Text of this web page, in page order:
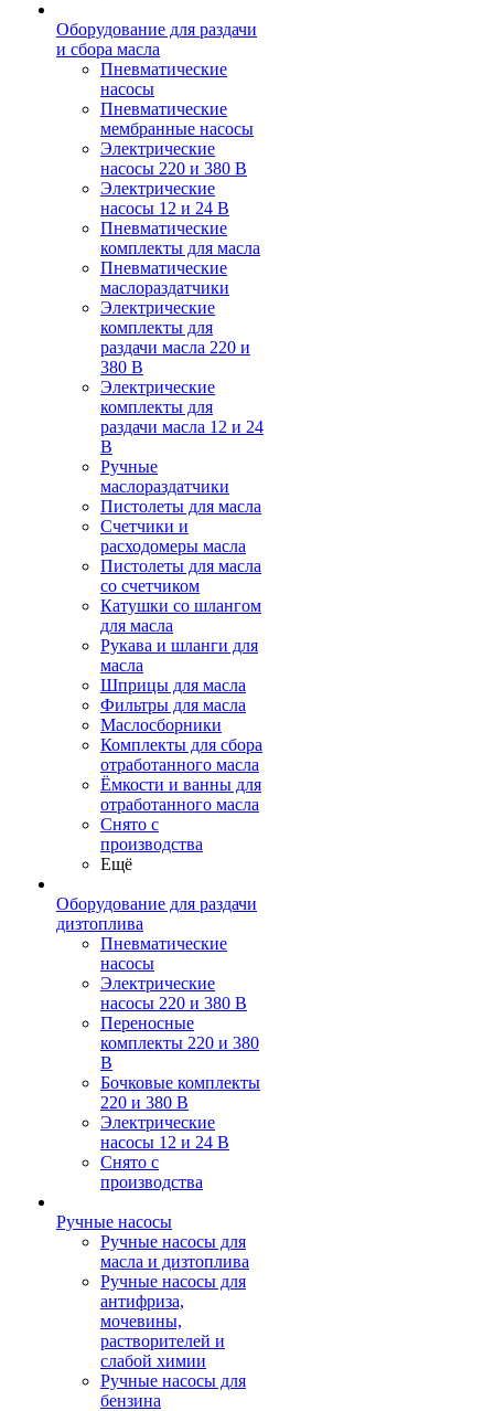
Оборудование для раздачи
и сбора масла
Пневматические
насосы
Пневматические
мембранные насосы
Электрические
насосы 220 и 380 В
Электрические
насосы 12 и 24 В
Пневматические
комплекты для масла
Пневматические
маслораздатчики
Электрические
комплекты для
раздачи масла 220 и
380 В
Электрические
комплекты для
раздачи масла 12 и 24
В
Ручные
маслораздатчики
Пистолеты для масла
Счетчики и
расходомеры масла
Пистолеты для масла
со счетчиком
Катушки со шлангом
для масла
Рукава и шланги для
масла
Шприцы для масла
Фильтры для масла
Маслосборники
Комплекты для сбора
отработанного масла
Ёмкости и ванны для
отработанного масла
Снято с
производства
Ещё
Оборудование для раздачи
дизтоплива
Пневматические
насосы
Электрические
насосы 220 и 380 В
Переносные
комплекты 220 и 380
В
Бочковые комплекты
220 и 380 В
Электрические
насосы 12 и 24 В
Снято с
производства
Ручные насосы
Ручные насосы для
масла и дизтоплива
Ручные насосы для
антифриза,
мочевины,
растворителей и
слабой химии
Ручные насосы для
бензина